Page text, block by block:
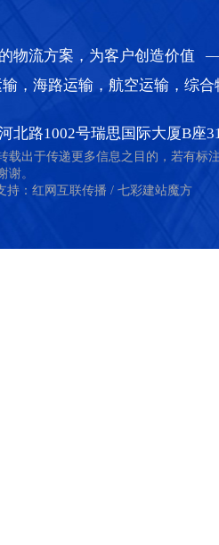
的物流方案，为客户创造
，海路运输，航空运输，综
北路1002号瑞思国际大厦B座
载出于传递更多信息之目的，若有标
谢。
： 红网互联传播 / 七彩建站魔方